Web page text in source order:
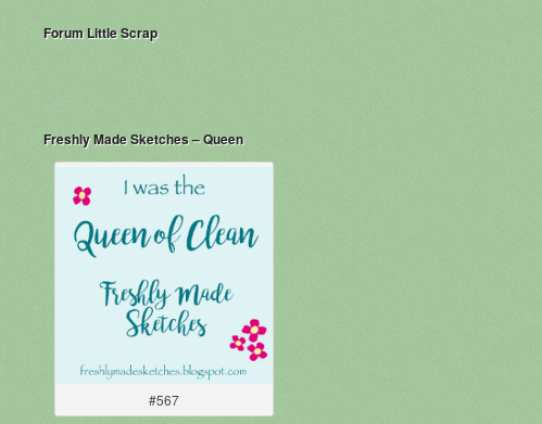
Forum Little Scrap
Freshly Made Sketches – Queen
#567